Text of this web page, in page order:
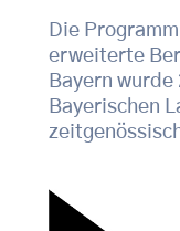
Die
erweiterte
Bayern
Bayerischen